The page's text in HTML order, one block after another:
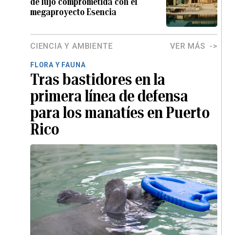
megaproyecto Esencia
CIENCIA Y AMBIENTE VER MÁS
FLORA Y FAUNA
Tras bastidores en la
primera línea de defensa
para los manatíes en Puerto
Rico